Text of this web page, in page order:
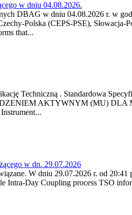
w dniu 04.08.2026.
DBAG w dniu 04.08.2026 r. w
Polska (CEPS-PSE),
that...
Techniczną . Standardowa
AKTYWNYM (MU) DLA
w dn. 29.07.2026
W dniu 29.07.2026 r. od
Intra-Day Coupling process TSO